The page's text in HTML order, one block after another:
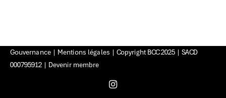
Gouvernance | Mentions légales | Copyright BCC 2025 | SACD
000795912 | Devenir membre